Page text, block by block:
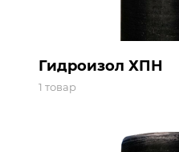
Гидроизол ХПН
1 товар